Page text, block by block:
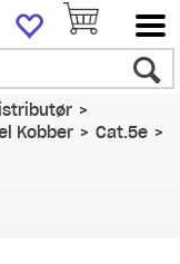
>
Kobber>Cat.5e>